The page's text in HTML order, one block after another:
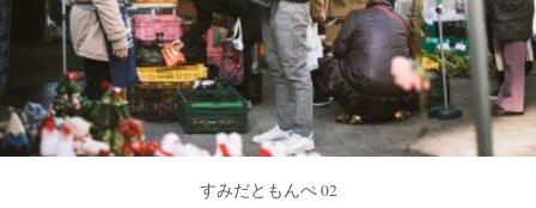
すみだともんぺ 02